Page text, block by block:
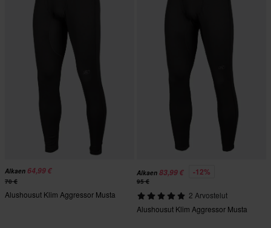
Alkaen 64,99 €
70 €
Alushousut Klim Aggressor Musta
Alkaen 83,99 € -12%
95 €
2 Arvostelut
Alushousut Klim Aggressor Musta